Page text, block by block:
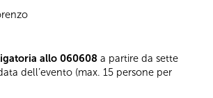
allo 060608 a partire da sette
dell’evento (max. 15 persone per